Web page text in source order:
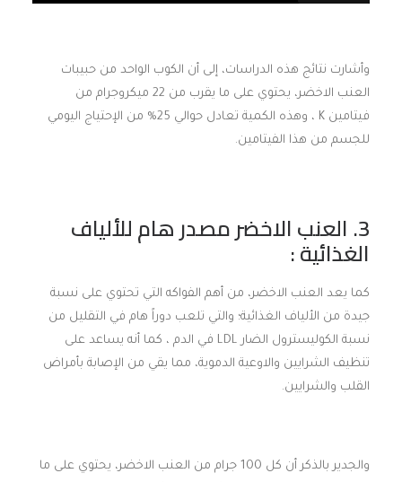
وأشارت نتائج هذه الدراسات، إلى أن الكوب الواحد من حبيبات
العنب الاخضر، يحتوي على ما يقرب من 22 ميكروجرام من
فيتامين K ، وهذه الكمية تعادل حوالي 25% من الإحتياج اليومي
للجسم من هذا الفيتامين.
3. العنب الاخضر مصدر هام للألياف
الغذائية :
كما يعد العنب الاخضر، من أهم الفواكه التي تحتوي على نسبة
جيدة من الألياف الغذائية؛ والتي تلعب دوراً هام في التقليل من
نسبة الكوليسترول الضار LDL في الدم ، كما أنه يساعد على
تنظيف الشرايين والاوعية الدموية، مما يقي من الإصابة بأمراض
القلب والشرايين.
والجدير بالذكر أن كل 100 جرام من العنب الاخضر، يحتوي على ما